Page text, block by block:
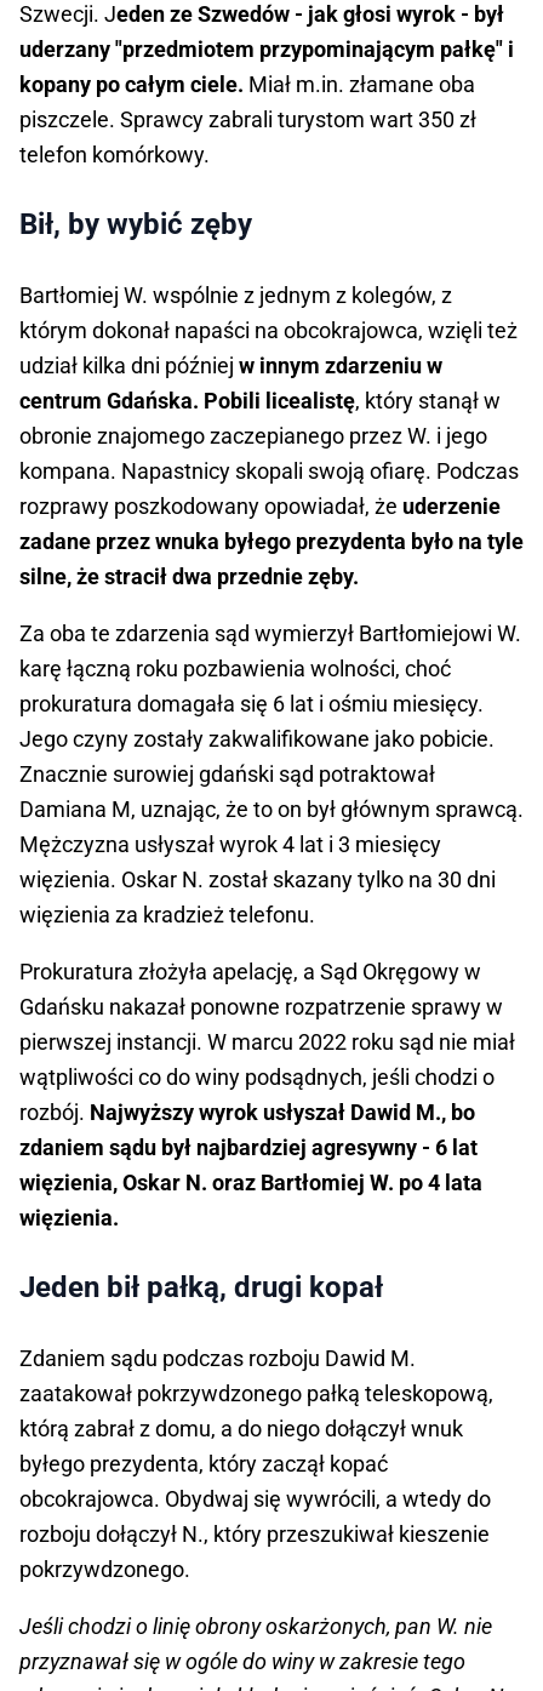
Szwecji. Jeden ze Szwedów - jak głosi wyrok - był
uderzany "przedmiotem przypominającym pałkę" i
kopany po całym ciele. Miał m.in. złamane oba
piszczele. Sprawcy zabrali turystom wart 350 zł
telefon komórkowy.
Bił, by wybić zęby
Bartłomiej W. wspólnie z jednym z kolegów, z
którym dokonał napaści na obcokrajowca, wzięli też
udział kilka dni później w innym zdarzeniu w
centrum Gdańska. Pobili licealistę, który stanął w
obronie znajomego zaczepianego przez W. i jego
kompana. Napastnicy skopali swoją ofiarę. Podczas
rozprawy poszkodowany opowiadał, że uderzenie
zadane przez wnuka byłego prezydenta było na tyle
silne, że stracił dwa przednie zęby.
Za oba te zdarzenia sąd wymierzył Bartłomiejowi W.
karę łączną roku pozbawienia wolności, choć
prokuratura domagała się 6 lat i ośmiu miesięcy.
Jego czyny zostały zakwalifikowane jako pobicie.
Znacznie surowiej gdański sąd potraktował
Damiana M, uznając, że to on był głównym sprawcą.
Mężczyzna usłyszał wyrok 4 lat i 3 miesięcy
więzienia. Oskar N. został skazany tylko na 30 dni
więzienia za kradzież telefonu.
Prokuratura złożyła apelację, a Sąd Okręgowy w
Gdańsku nakazał ponowne rozpatrzenie sprawy w
pierwszej instancji. W marcu 2022 roku sąd nie miał
wątpliwości co do winy podsądnych, jeśli chodzi o
rozbój. Najwyższy wyrok usłyszał Dawid M., bo
zdaniem sądu był najbardziej agresywny - 6 lat
więzienia, Oskar N. oraz Bartłomiej W. po 4 lata
więzienia.
Jeden bił pałką, drugi kopał
Zdaniem sądu podczas rozboju Dawid M.
zaatakował pokrzywdzonego pałką teleskopową,
którą zabrał z domu, a do niego dołączył wnuk
byłego prezydenta, który zaczął kopać
obcokrajowca. Obydwaj się wywrócili, a wtedy do
rozboju dołączył N., który przeszukiwał kieszenie
pokrzywdzonego.
Jeśli chodzi o linię obrony oskarżonych, pan W. nie
przyznawał się w ogóle do winy w zakresie tego